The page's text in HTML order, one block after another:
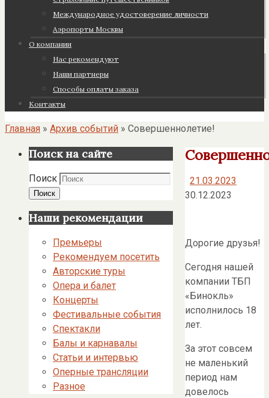
Международное удостоверение личности
Аэропорты Москвы
О компании
Нас рекомендуют
Наши партнеры
Cпособы оплаты заказа
Контакты
Главная » Архив событий » Совершеннолетие!
21.03.2023
30.12.2023
Дорогие друзья!
Сегодня нашей
компании ТБП
«Бинокль»
исполнилось 18
лет.
За этот совсем
не маленький
период нам
довелось
Поиск на сайте
Поиск
Поиск
Наши рекомендации
Премьеры
Рекомендуем посетить
Авторские туры
Опера и балет
Концерты
Фестивальные события
Спектакли
Балы и карнавалы
Статьи и интервью
Оперные трансляции
Разное